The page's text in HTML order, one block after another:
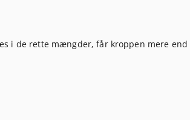
i de rette mængder, får kroppen mere